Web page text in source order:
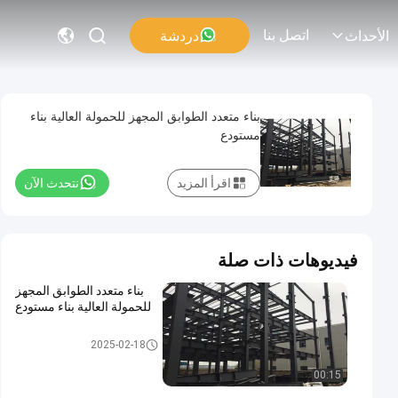
الأحداث اتصل بنا دردشة
بناء متعدد الطوابق المجهز للحمولة العالية بناء
مستودع
نتحدث الآن اقرأ المزيد
فيديوهات ذات صلة
00:15
بناء متعدد الطوابق المجهز
للحمولة العالية بناء مستودع
مبنى متعدد الطوابق2025-02-18